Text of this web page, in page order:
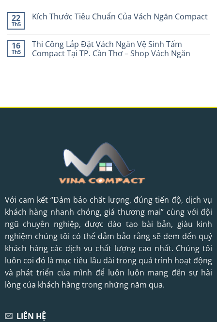
22
Th5
Kích Thước Tiêu Chuẩn Của Vách Ngăn Compact
16
Th5
Thi Công Lắp Đặt Vách Ngăn Vệ Sinh Tấm
Compact Tại TP. Cần Thơ – Shop Vách Ngăn
Với cam kết “Đảm bảo chất lượng, đúng tiến độ, dịch vụ
khách hàng nhanh chóng, giá thương mai” cùng với đội
ngũ chuyên nghiệp, được đào tạo bài bản, giàu kinh
nghiệm chúng tôi có thể đảm bảo rằng sẽ đem đến quý
khách hàng các dịch vụ chất lượng cao nhất. Chúng tôi
luôn coi đó là mục tiêu lâu dài trong quá trình hoạt động
và phát triển của mình để luôn luôn mang đến sự hài
lòng của khách hàng trong những năm qua.
LIÊN HỆ